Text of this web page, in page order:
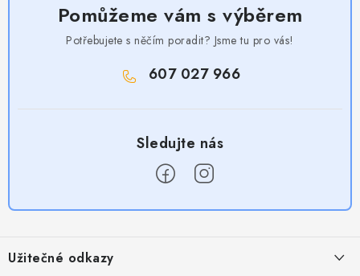
Pomůžeme vám s výběrem
Potřebujete s něčím poradit? Jsme tu pro vás!
607 027 966
pUžitečné odkazy